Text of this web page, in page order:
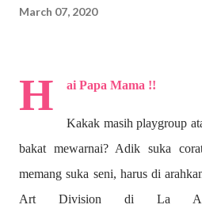
March 07, 2020
H ai Papa Mama !!
Kakak masih playgroup
bakat mewarnai? Adik suka
memang suka seni, harus di
Art Division di La